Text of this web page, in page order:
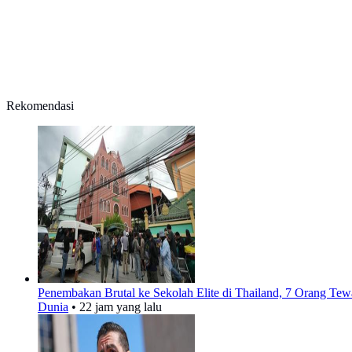
Rekomendasi
Penembakan Brutal ke Sekolah Elite di Thailand, 7 Orang
Dunia • 22 jam yang lalu